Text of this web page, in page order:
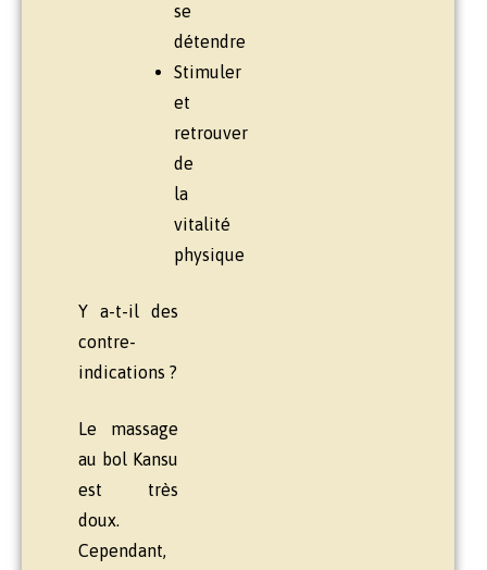
se
détendre
Stimuler
et
retrouver
de
la
vitalité
physique
Y a-t-il des
contre-
indications ?
Le massage
au bol Kansu
est très
doux.
Cependant,